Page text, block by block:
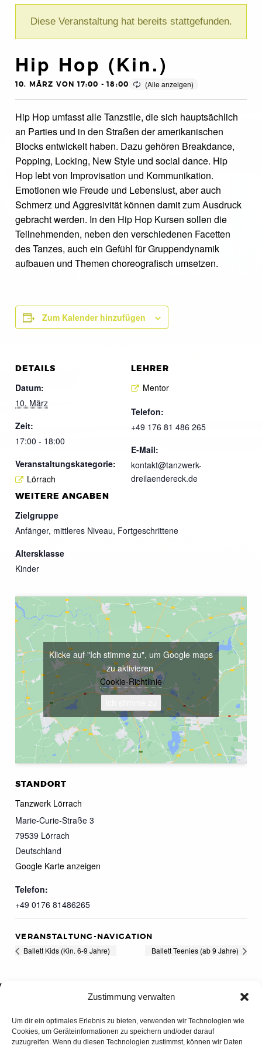
Zustimmung verwalten
Um dir ein optimales Erlebnis zu bieten, verwenden wir Technologien wie
Cookies, um Geräteinformationen zu speichern und/oder darauf
zuzugreifen. Wenn du diesen Technologien zustimmst, können wir Daten
Diese Veranstaltung hat bereits stattgefunden.
Hip Hop (Kin.)
10. MÄRZ VON 17:00 -18:00
Hip Hop umfasst alle Tanzstile, die sich hauptsächlich
an Parties und in den Straßen der amerikanischen
Blocks entwickelt haben. Dazu gehören Breakdance,
Popping, Locking, New Style und social dance. Hip
Hop lebt von Improvisation und Kommunikation.
Emotionen wie Freude und Lebenslust, aber auch
Schmerz und Aggresivität können damit zum Ausdruck
gebracht werden. In den Hip Hop Kursen sollen die
Teilnehmenden, neben den verschiedenen Facetten
des Tanzes, auch ein Gefühl für Gruppendynamik
aufbauen und Themen choreografisch umsetzen.
Zum Kalender hinzufügen
DETAILS
Datum:
10. März
Zeit:
17:00 - 18:00
Veranstaltungskategorie:
Lörrach
LEHRER
Mentor
Telefon:
+49 176 81 486 265
E-Mail:
kontakt@tanzwerk-
dreilaendereck.de
WEITERE ANGABEN
Zielgruppe
Anfänger, mittleres Niveau, Fortgeschrittene
Altersklasse
Kinder
STANDORT
Tanzwerk Lörrach
Marie-Curie-Straße 3
79539 Lörrach
Deutschland
Google Karte anzeigen
Telefon:
+49 0176 81486265
Klicke auf "Ich stimme zu", um Google maps
zu aktivieren
Cookie-Richtlinie
VERANSTALTUNG-NAVIGATION
Ballett Kids (Kin. 6-9 Jahre) Ballett Teenies (ab 9 Jahre)